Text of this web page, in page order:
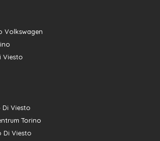
Volkswagen
Viesto
Di Viesto
Torino
Di Viesto